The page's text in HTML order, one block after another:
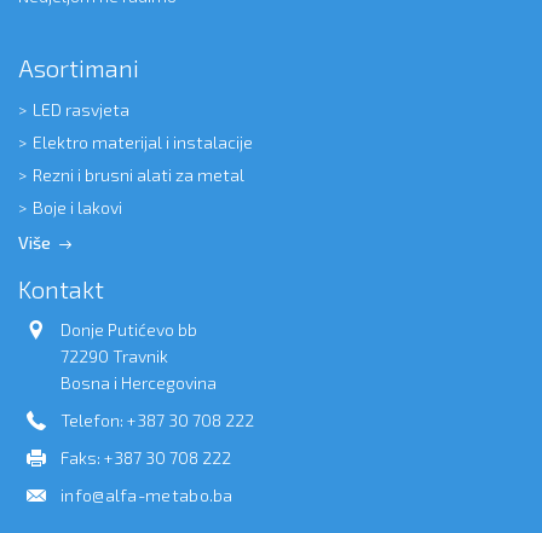
Asortimani
LED rasvjeta
Elektro materijal i instalacije
Rezni i brusni alati za metal
Boje i lakovi
Više
Kontakt
Donje Putićevo bb
72290 Travnik
Bosna i Hercegovina
Telefon: +387 30 708 222
Faks: +387 30 708 222
info@alfa-metabo.ba